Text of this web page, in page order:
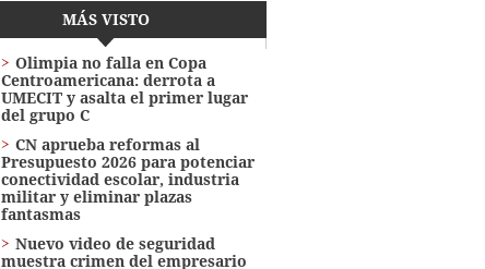
MÁS VISTO
Olimpia no falla en Copa
Centroamericana: derrota a
UMECIT y asalta el primer lugar
del grupo C
CN aprueba reformas al
Presupuesto 2026 para potenciar
conectividad escolar, industria
militar y eliminar plazas
fantasmas
Nuevo video de seguridad
muestra crimen del empresario